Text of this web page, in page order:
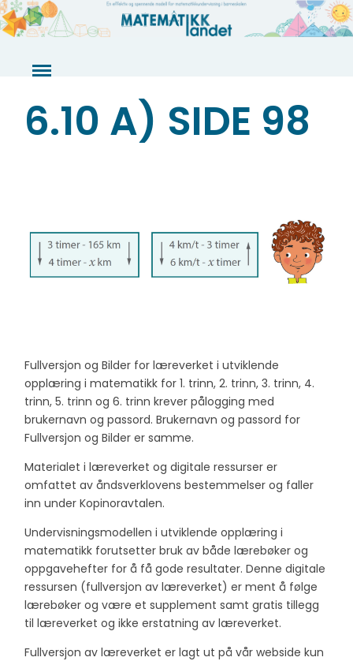
Skip
to
6.10 A) SIDE 98
Fullversjon og Bilder for læreverket i utviklende
opplæring i matematikk for 1. trinn, 2. trinn, 3. trinn, 4.
trinn, 5. trinn og 6. trinn krever pålogging med
brukernavn og passord. Brukernavn og passord for
Fullversjon og Bilder er samme.
Materialet i læreverket og digitale ressurser er
omfattet av åndsverklovens bestemmelser og faller
inn under Kopinoravtalen.
Undervisningsmodellen i utviklende opplæring i
matematikk forutsetter bruk av både lærebøker og
oppgavehefter for å få gode resultater. Denne digitale
ressursen (fullversjon av læreverket) er ment å følge
lærebøker og være et supplement samt gratis tillegg
til læreverket og ikke erstatning av læreverket.
Fullversjon av læreverket er lagt ut på vår webside kun